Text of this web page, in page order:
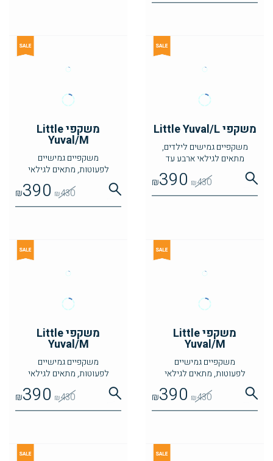
משקפי Little Yuval/L
משקפיים גמישים לילדים,
מתאים לגילאי ארבע עד
₪430
₪390
משקפי Little
Yuval/M
משקפיים גמישיים
לפעוטות, מתאים לגילאי
שנתיים עד ארבע
₪430
₪390
משקפי Little
Yuval/M
משקפיים גמישיים
לפעוטות, מתאים לגילאי
שנתיים עד ארבע
₪430
₪390
משקפי Little
Yuval/M
משקפיים גמישיים
לפעוטות, מתאים לגילאי
שנתיים עד ארבע
₪430
₪390